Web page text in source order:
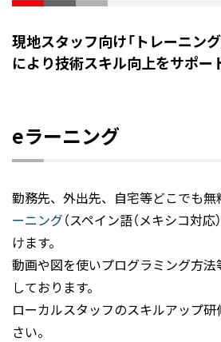
現地スタッフ向け「トレーニング
により技術スキル向上をサポー
eラーニング
勤務先、外出先、自宅等どこでも
ーニング（スペイン語（メキシコ対
けます。
動画や図を使いプログラミング方
しております。
ローカルスタッフのスキルアップ
さい。